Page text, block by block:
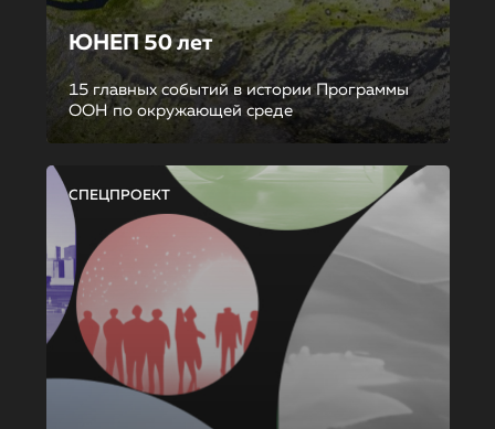
ЮНЕП 50 лет
15 главных событий в истории Программы
ООН по окружающей среде
СПЕЦПРОЕКТ